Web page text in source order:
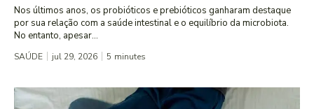
Nos últimos anos, os probióticos e prebióticos ganharam destaque
por sua relação com a saúde intestinal e o equilíbrio da microbiota.
No entanto, apesar...
SAÚDE jul 29, 2026 5 minutes